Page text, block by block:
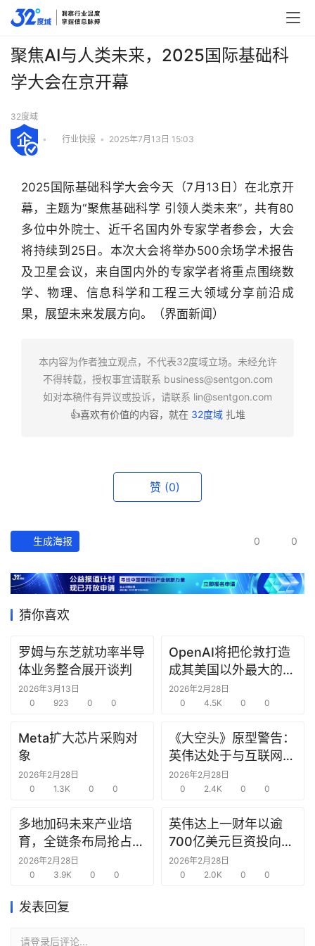
行
业
经
数
据
研
选
报
创
投
之
商
机
链
圈
聚焦AI与人类未来，2025国际基础科
学大会在京开幕
32度域
• 行业快报 • 2025年7月13日 15:03
2025国际基础科学大会今天（7月13日）在北京开
幕，主题为“聚焦基础科学 引领人类未来”，共有80
多位中外院士、近千名国内外专家学者参会，大会
将持续到25日。本次大会将举办500余场学术报告
及卫星会议，来自国内外的专家学者将重点围绕数
学、物理、信息科学和工程三大领域分享前沿成
果，展望未来发展方向。（界面新闻）
本内容为作者独立观点，不代表32度域立场。未经允许
不得转载，授权事宜请联系 business@sentgon.com
如对本稿件有异议或投诉，请联系 lin@sentgon.com
👍喜欢有价值的内容，就在 32度域扎堆
赞 (0)
生成海报 0 0
猜你喜欢
罗姆与东芝就功率半导
体业务整合展开谈判
2026年3月13日
0
923 0 0
OpenAI将把伦敦打造
成其美国以外最大的研
究中心
2026年2月28日
0
4.5K 0 0
Meta扩大芯片采购对
象
2026年2月28日
0
1.3K 0 0
《大空头》原型警告：
英伟达处于与互联网泡
沫时期思科同样的“危
险境地”
2026年2月28日
0
2.4K 0 0
多地加码未来产业培
育，全链条布局抢占新
赛道先机
2026年2月28日
0
3.9K 0 0
英伟达上一财年以逾
700亿美元巨资投向合
作方，竭力巩固AI芯片
需求
2026年2月28日
0
2.0K 0 0
发表回复
请登录后评论...